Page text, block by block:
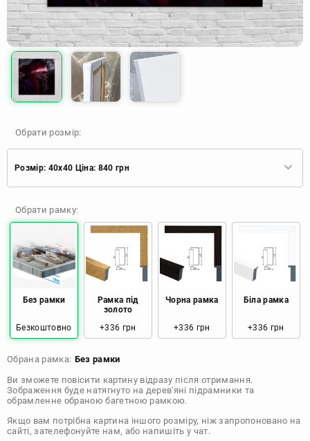
Обрати розмір:
Розмір: 40x40 Ціна: 840 грн
Розмір: 40x40 Ціна: 840 грн
Розмір: 50x50 Ціна: 970 грн
Розмір: 60x60 Ціна: 1290 грн
Розмір: 70x70 Ціна: 1550 грн
Розмір: 80x80 Ціна: 1650 грн
Розмір: 90x90 Ціна: 1800 грн
Розмір: 100x100 Ціна: 2500 грн
Обрати рамку:
Без рамки
Безкоштовно
Рамка під
золото
+336 грн
Чорна рамка
+336 грн
Біла рамка
+336 грн
Обрана рамка: Без рамки
Ви зможете повісити картину відразу після отримання.
Зображення буде натягнуто на дерев'яні підрамники та
обрамленне обраною багетною рамкою.
Якщо вам потрібна картина іншого розміру, ніж запропоновано на
сайті, зателефонуйте нам, або напишіть у чат.